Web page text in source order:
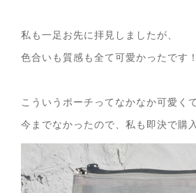
私も一足お先に拝見しましたが、
色合いも質感も全て可愛かったです
こういうポーチってなかなか可愛く
今までなかったので、私も即決で購